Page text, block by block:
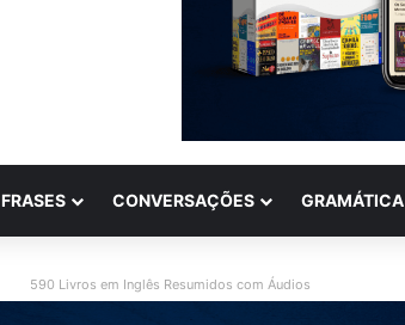
FRASES CONVERSAÇÕES GRAMÁTICA
590 Livros em Inglês Resumidos com Áudios